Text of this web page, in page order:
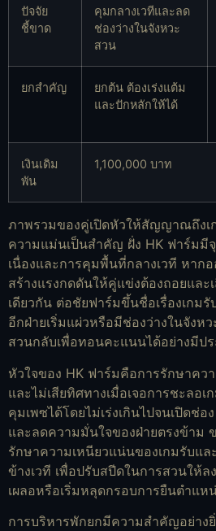
ปัจจัย
ชี้ขาด
คุมกลางเวทีและลด
ช่องว่างในจังหวะ
สวน
ยกสำคัญ
ยกต้น ต้องเร่งแต้ม
และปักหลักให้ได้
เงินเดิม
พัน
1,100,000 บาท
ภาพรวมของคู่เปิดหัวให้สัญญาณถึงเ
ความแม่นเป็นสำคัญ ฝั่ง HK ฟาร์มมี
เนื่องและการคุมพื้นที่กลางเวที หาก
สร้างแรงกดดันให้คู่แข่งต้องถอยและ
เดียวกัน ต่อชัยฟาร์มขึ้นชื่อเรื่องเกม
อีกฝ่ายเริ่มแผ่วหรือมีช่องว่างในจังห
สวนกลับเพื่อทอนคะแนนได้อย่างมีป
หัวใจของ HK ฟาร์มคือการรักษาคว
และไม่เสียทิศทางเมื่อเจอการชะลอ
คุมเพซได้โดยไม่เร่งเกินไปจนเปิดช่
และลดความมั่นใจของฝ่ายตรงข้าม
รักษาความเหนียวแน่นของเกมรับแ
ข้างเวที เพื่อปรับสปีดในการสวนให้
เผลอหรือเริ่มหลุดกรอบการยืนตำแห
การบริหารพักยกมีความสำคัญอย่างยิ่